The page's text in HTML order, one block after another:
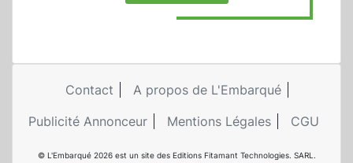
Contact
A propos de L'Embarqué
Publicité Annonceur
Mentions Légales CGU
© L'Embarqué 2026 est un site des Editions Fitamant Technologies. SARL.